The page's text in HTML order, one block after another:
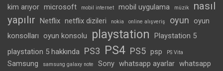
kim arıyor microsoft mobil internet mobil uygulama müzik
nasıl
yapılır Netflix netflix dizileri nokia online alışveriş oyun
oyun
konsolları
oyun konsolu playstation
Playstation 5
playstation 5 hakkında PS3 PS4 PS5 psp PS Vita
Samsung samsung galaxy note Sony whatsapp ayarlar whatsapp